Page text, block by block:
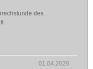
des
01.04.2026